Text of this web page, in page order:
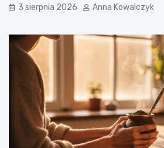
3 sierpnia 2026 Anna Kowalczyk